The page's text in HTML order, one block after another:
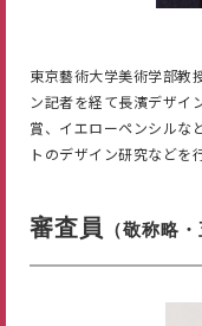
東京藝術大学美術学部教
ン記者を経て⾧濱デザイ
賞、イエローペンシルな
トのデザイン研究などを
審査員 （敬称略